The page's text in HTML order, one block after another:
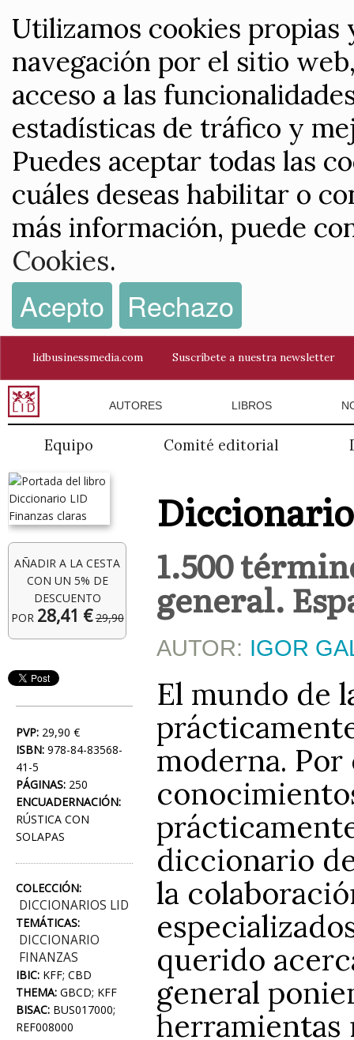
Utilizamos cookies
navegación por el sitio
acceso a las
estadísticas de tráfico y
Puedes aceptar todas las
cuáles deseas habilitar o
más información, puede
Cookies.
Acepto Rechazo
lidbusinessmedia.com Suscríbete a nuestra newsletter
AUTORES LIBROS
Equipo Comité editorial
AÑADIR A LA CESTA
CON UN 5% DE
DESCUENTO
POR 28,41 € 29,90
PVP: 29,90 €
ISBN: 978-84-83568-
41-5
PÁGINAS: 250
ENCUADERNACIÓN:
RÚSTICA CON
SOLAPAS
COLECCIÓN:
DICCIONARIOS LID
TEMÁTICAS:
DICCIONARIO
FINANZAS
IBIC: KFF; CBD
THEMA: GBCD; KFF
BISAC: BUS017000;
REF008000
1.500
general.
AUTOR: IGOR
El mundo de
moderna.
diccionario
la
querido
general
herramientas